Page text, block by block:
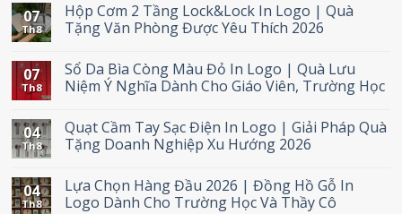
07
Th8
Hộp Cơm 2 Tầng Lock&Lock In Logo | Quà
Tặng Văn Phòng Được Yêu Thích 2026
07
Th8
Sổ Da Bìa Còng Màu Đỏ In Logo | Quà Lưu
Niệm Ý Nghĩa Dành Cho Giáo Viên, Trường Học
04
Th8
Quạt Cầm Tay Sạc Điện In Logo | Giải Pháp Quà
Tặng Doanh Nghiệp Xu Hướng 2026
04
Th8
Lựa Chọn Hàng Đầu 2026 | Đồng Hồ Gỗ In
Logo Dành Cho Trường Học Và Thầy Cô